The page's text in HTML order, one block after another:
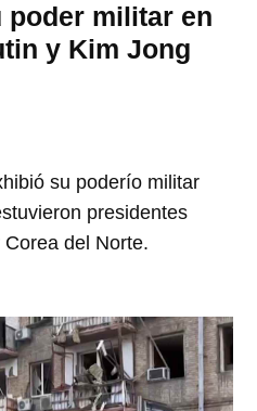
poder militar en
y Kim Jong
su poderío militar
presidentes
del Norte.